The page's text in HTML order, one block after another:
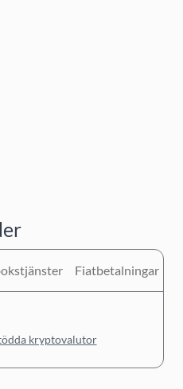
Fiatbetalningar
kryptovalutor